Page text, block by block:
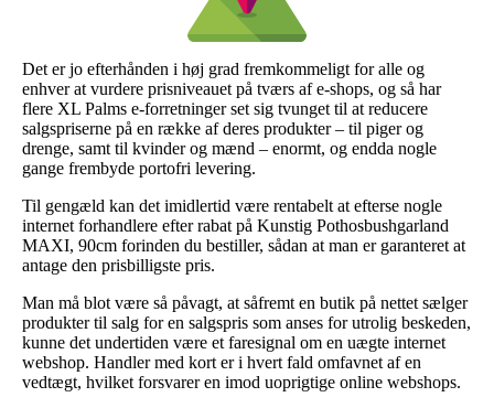
Det er jo efterhånden i høj grad fremkommeligt for alle og
enhver at vurdere prisniveauet på tværs af e-shops, og så har
flere XL Palms e-forretninger set sig tvunget til at reducere
salgspriserne på en række af deres produkter – til piger og
drenge, samt til kvinder og mænd – enormt, og endda nogle
gange frembyde portofri levering.
Til gengæld kan det imidlertid være rentabelt at efterse nogle
internet forhandlere efter rabat på Kunstig Pothosbushgarland
MAXI, 90cm forinden du bestiller, sådan at man er garanteret at
antage den prisbilligste pris.
Man må blot være så påvagt, at såfremt en butik på nettet sælger
produkter til salg for en salgspris som anses for utrolig beskeden,
kunne det undertiden være et faresignal om en uægte internet
webshop. Handler med kort er i hvert fald omfavnet af en
vedtægt, hvilket forsvarer en imod uoprigtige online webshops.